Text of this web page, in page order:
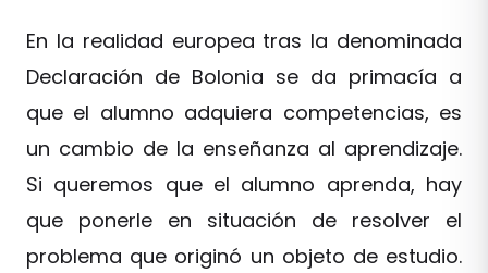
En la realidad europea tras la denominada
Declaración de Bolonia se da primacía a
que el alumno adquiera competencias, es
un cambio de la enseñanza al aprendizaje.
Si queremos que el alumno aprenda, hay
que ponerle en situación de resolver el
problema que originó un objeto de estudio.